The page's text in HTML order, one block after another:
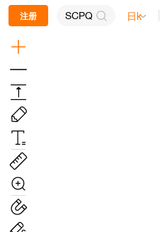
注册 SCPQ 日k